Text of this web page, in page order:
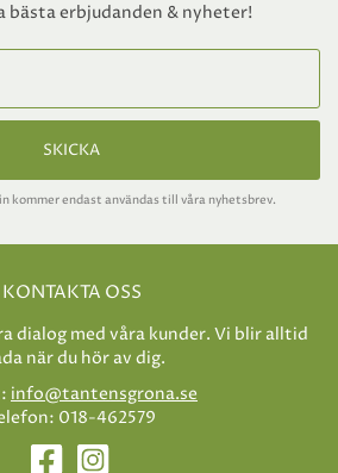
bästa erbjudanden & nyheter!
SKICKA
kommer endast användas till våra nyhetsbrev.
KONTAKTA OSS
dialog med våra kunder. Vi blir alltid
när du hör av dig.
info@tantensgrona.se
018-462579